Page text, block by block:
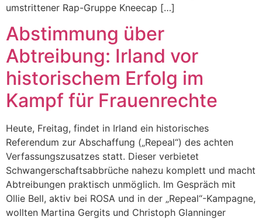
umstrittener Rap-Gruppe Kneecap […]
Abstimmung über
Abtreibung: Irland vor
historischem Erfolg im
Kampf für Frauenrechte
Heute, Freitag, findet in Irland ein historisches
Referendum zur Abschaffung („Repeal“) des achten
Verfassungszusatzes statt. Dieser verbietet
Schwangerschaftsabbrüche nahezu komplett und macht
Abtreibungen praktisch unmöglich. Im Gespräch mit
Ollie Bell, aktiv bei ROSA und in der „Repeal“-Kampagne,
wollten Martina Gergits und Christoph Glanninger